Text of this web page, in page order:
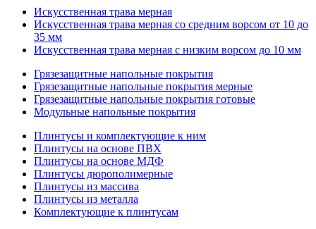
Искуccтвенная трава мерная
Искусственная трава мерная со средним ворсом от 10 до
35 мм
Искусственная трава мерная с низким ворсом до 10 мм
Грязезащитные напольные покрытия
Грязезащитные напольные покрытия мерные
Грязезащитные напольные покрытия готовые
Модульные напольные покрытия
Плинтусы и комплектующие к ним
Плинтусы на основе ПВХ
Плинтусы на основе МДФ
Плинтусы дюрополимерные
Плинтусы из массива
Плинтусы из металла
Комплектующие к плинтусам